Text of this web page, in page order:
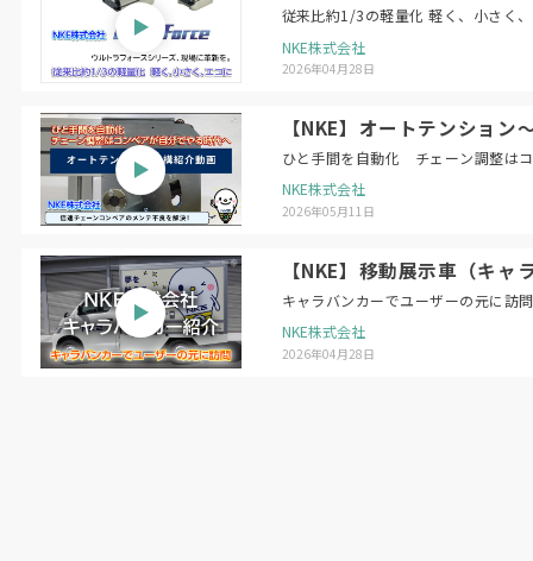
従来比約1/3の軽量化 軽く、小さく
NKE株式会社
2026年04月28日
【NKE】オートテンショ
ひと手間を自動化 チェーン調整は
NKE株式会社
2026年05月11日
【NKE】移動展示車（キ
キャラバンカーでユーザーの元に訪問
NKE株式会社
2026年04月28日